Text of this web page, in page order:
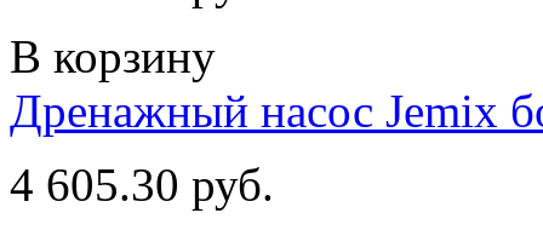
В корзину
Дренажный насос Jemix
4 605.30 руб.